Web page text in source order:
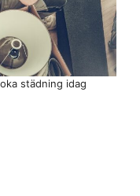
städning idag